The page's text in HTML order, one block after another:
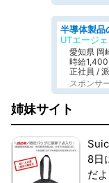
UTエージ
愛知県 岡
時給
正社員 /
スポンサ
姉妹サイト
8日
だよ